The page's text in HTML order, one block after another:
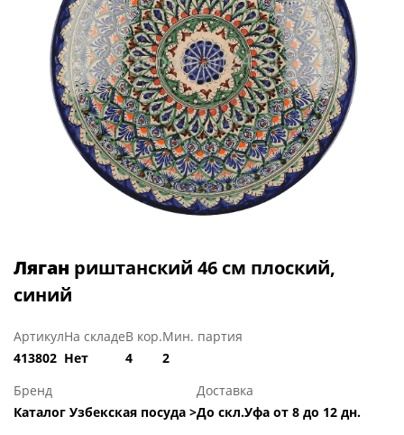
Ляган риштанский 46 см плоский,
синий
Артикул
413802
На складе
Нет
В кор.
4
Мин. партия
2
Бренд
Каталог Узбекская посуда >
Доставка
До скл.Уфа от 8 до 12 дн.